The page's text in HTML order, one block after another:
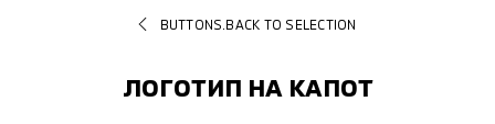
BUTTONS.BACK TO SELECTION
ЛОГОТИП НА КАПОТ